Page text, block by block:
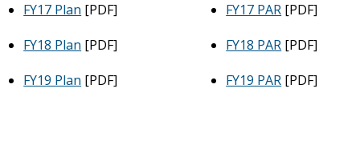
FY17 Plan [PDF] FY17 PAR [PDF]
FY18 Plan [PDF] FY18 PAR [PDF]
FY19 Plan [PDF] FY19 PAR [PDF]